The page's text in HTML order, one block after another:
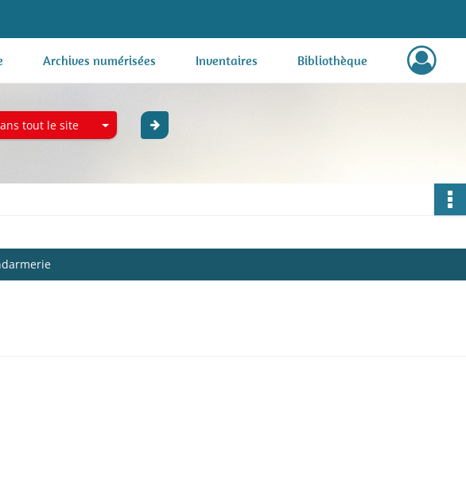
Archives numérisées Inventaires Bibliothèque
tout le site